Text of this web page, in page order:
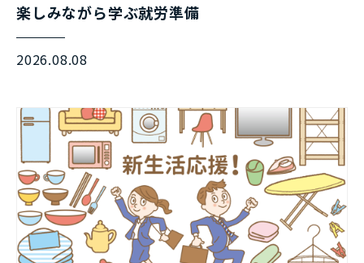
楽しみながら学ぶ就労準備
2026.08.08